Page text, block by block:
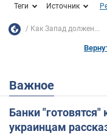
Теги Источник
Как Запад должен...
Важное
Банки "готовятся"
украинцам